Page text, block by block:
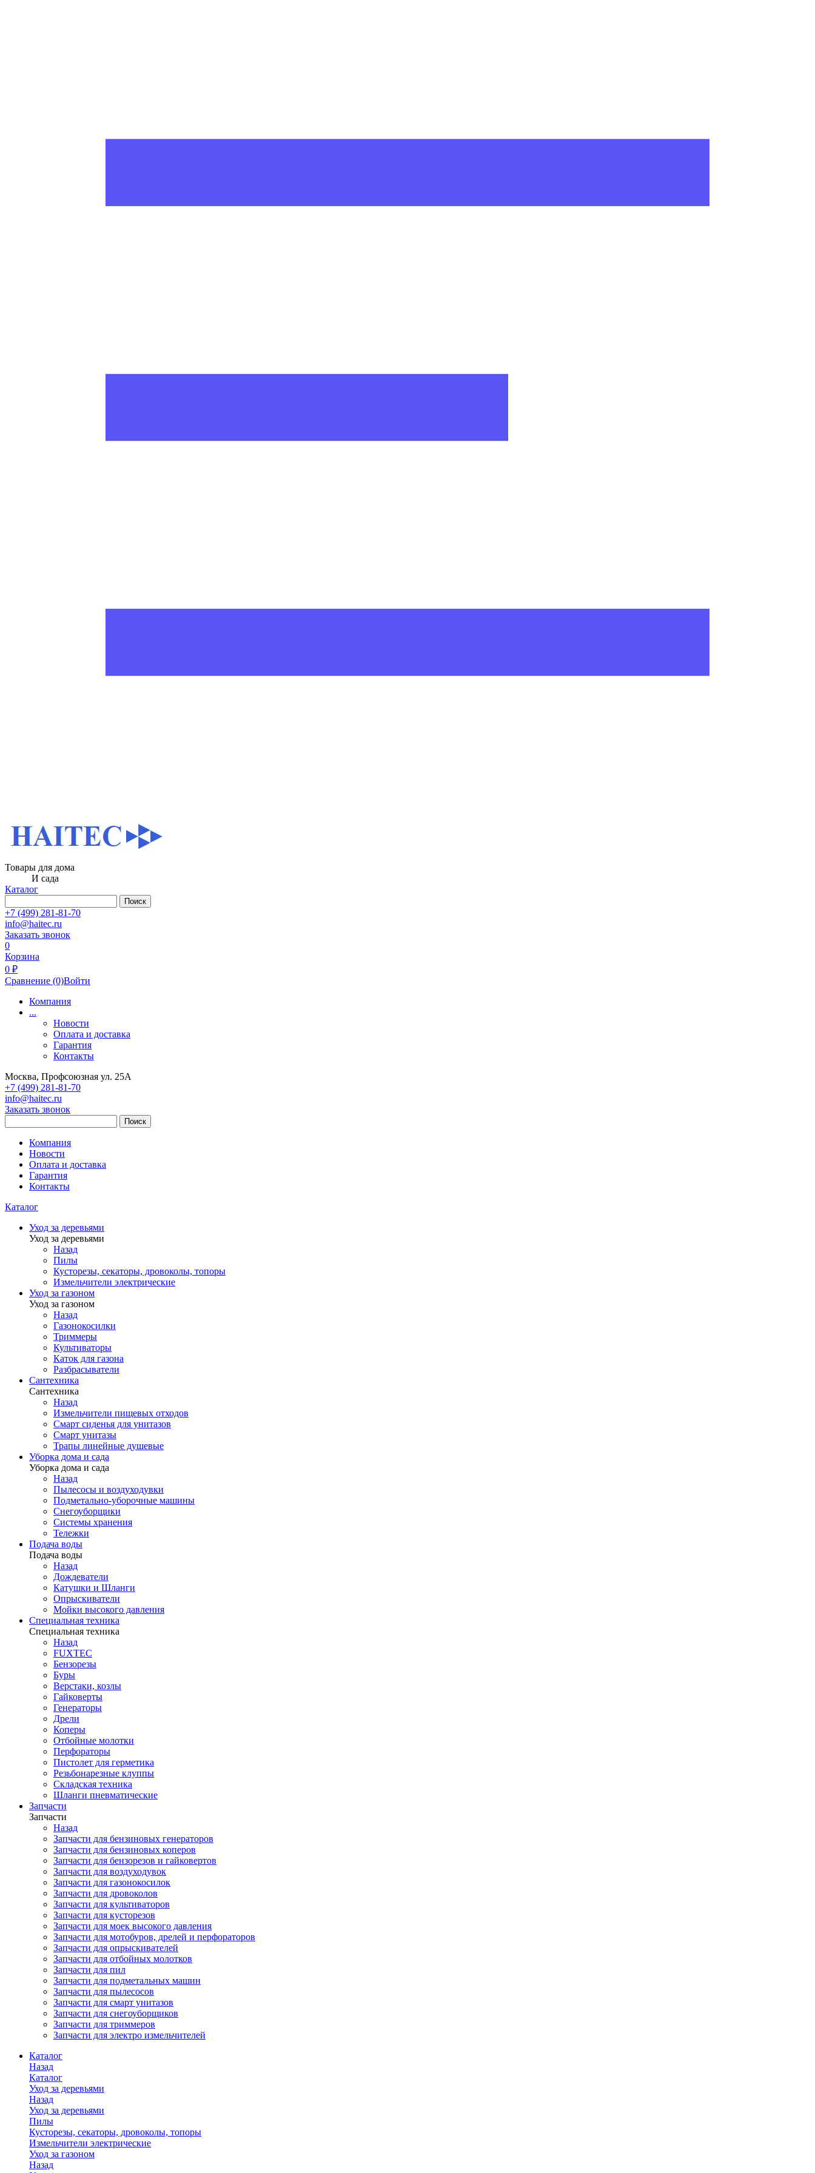
Товары для дома
И сада
Каталог
Поиск
+7 (499) 281-81-70
info@haitec.ru
Заказать звонок
0
Корзина
0 ₽
Сравнение (0)Войти
Компания
...
Новости
Оплата и доставка
Гарантия
Контакты
Москва, Профсоюзная ул. 25А
+7 (499) 281-81-70
info@haitec.ru
Заказать звонок
Поиск
Компания
Новости
Оплата и доставка
Гарантия
Контакты
Каталог
Уход за деревьями
Уход за деревьями
Назад
Пилы
Кусторезы, секаторы, дровоколы, топоры
Измельчители электрические
Уход за газоном
Уход за газоном
Назад
Газонокосилки
Триммеры
Культиваторы
Каток для газона
Разбрасыватели
Сантехника
Сантехника
Назад
Измельчители пищевых отходов
Смарт сиденья для унитазов
Смарт унитазы
Трапы линейные душевые
Уборка дома и сада
Уборка дома и сада
Назад
Пылесосы и воздуходувки
Подметально-уборочные машины
Снегоуборщики
Системы хранения
Тележки
Подача воды
Подача воды
Назад
Дождеватели
Катушки и Шланги
Опрыскиватели
Мойки высокого давления
Специальная техника
Специальная техника
Назад
FUXTEC
Бензорезы
Буры
Верстаки, козлы
Гайковерты
Генераторы
Дрели
Коперы
Отбойные молотки
Перфораторы
Пистолет для герметика
Резьбонарезные клуппы
Складская техника
Шланги пневматические
Запчасти
Запчасти
Назад
Запчасти для бензиновых генераторов
Запчасти для бензиновых коперов
Запчасти для бензорезов и гайковертов
Запчасти для воздуходувок
Запчасти для газонокосилок
Запчасти для дровоколов
Запчасти для культиваторов
Запчасти для кусторезов
Запчасти для моек высокого давления
Запчасти для мотобуров, дрелей и перфораторов
Запчасти для опрыскивателей
Запчасти для отбойных молотков
Запчасти для пил
Запчасти для подметальных машин
Запчасти для пылесосов
Запчасти для смарт унитазов
Запчасти для снегоуборщиков
Запчасти для триммеров
Запчасти для электро измельчителей
Каталог
Назад
Каталог
Уход за деревьями
Назад
Уход за деревьями
Пилы
Кусторезы, секаторы, дровоколы, топоры
Измельчители электрические
Уход за газоном
Назад